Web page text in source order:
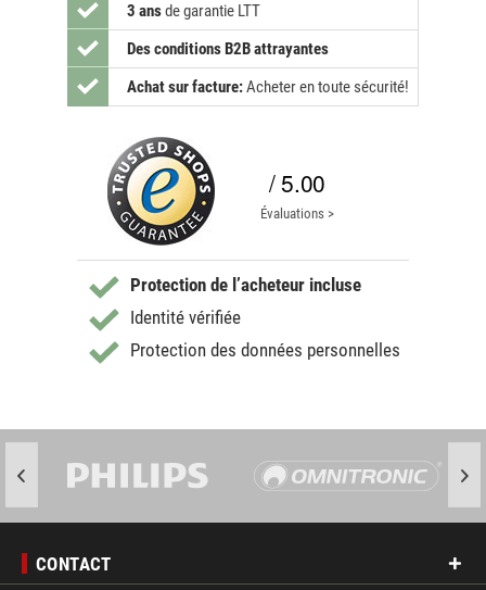
3 ansde garantie LTT
Des conditions B2B attrayantes
Achat sur facture:Acheter en toute sécurité!
/ 5.00
Évaluations >
Protection de l’acheteur incluse
Identité vérifiée
Protection des données personnelles
CONTACT